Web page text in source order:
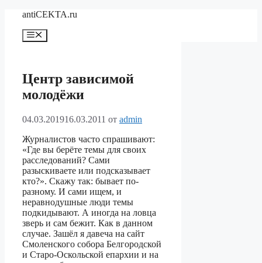
Перейти
содержимому
antiCEKTA.ru
Меню
Центр зависимой
молодёжи
04.03.201916.03.2011 от admin
Журналистов часто спрашивают:
«Где вы берёте темы для своих
расследований? Сами
разыскиваете или подсказывает
кто?». Скажу так: бывает по-
разному. И сами ищем, и
неравнодушные люди темы
подкидывают. А иногда на ловца
зверь и сам бежит. Как в данном
случае. Зашёл я давеча на сайт
Смоленского собора Белгородской
и Старо-Оскольской епархии и на